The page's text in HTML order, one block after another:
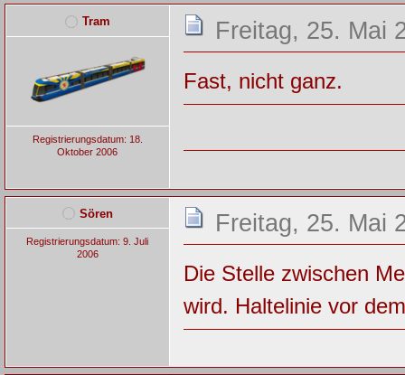
Tram
Registrierungsdatum: 18.
Oktober 2006
Freitag, 25. Mai
Fast, nicht ganz.
Sören
Registrierungsdatum: 9. Juli
2006
Freitag, 25. Mai
Die Stelle zwischen
wird. Haltelinie vor